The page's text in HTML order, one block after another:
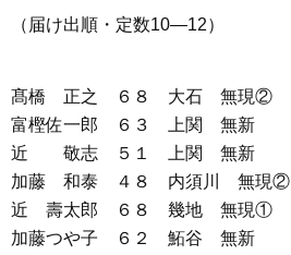
（届け出順・定数10―12）
髙橋 正之 ６８ 大石 無現②
富樫佐一郎 ６３ 上関 無新
近 敬志 ５１ 上関 無新
加藤 和泰 ４８ 内須川 無現②
近 壽太郎 ６８ 幾地 無現①
加藤つや子 ６２ 鮖谷 無新